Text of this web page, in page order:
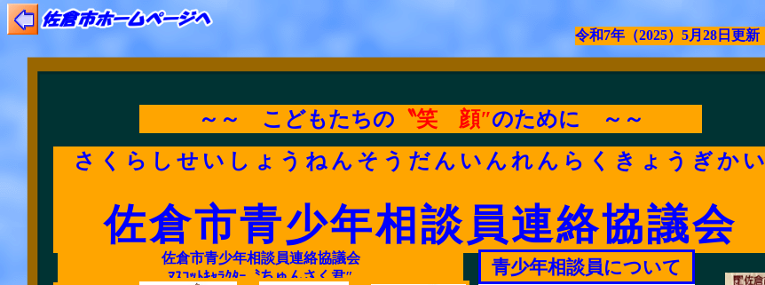
青少年相談員について
令和7年（2025）5月28日更新
～～ こどもたちの 〝笑 顔″のために ～～
佐倉市青少年相談員連絡協議会
ﾏｽｺｯﾄｷｬﾗｸﾀｰ〝ちゅんさく君″
さくらしせいしょうねんそうだんいんれんらくきょうぎかい
佐倉市青少年相談員連絡協議会